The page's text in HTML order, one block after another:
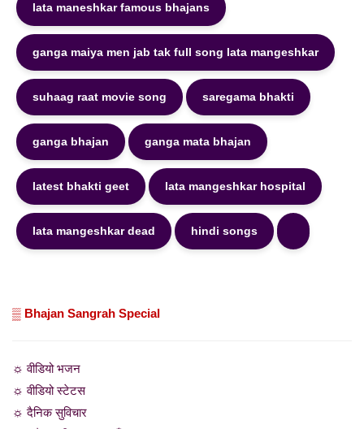
lata maneshkar famous bhajans
ganga maiya men jab tak full song lata mangeshkar
suhaag raat movie song saregama bhakti
ganga bhajan ganga mata bhajan
latest bhakti geet lata mangeshkar hospital
lata mangeshkar dead hindi songs
▒ Bhajan Sangrah Special
☼ वीडियो भजन
☼ वीडियो स्टेटस
☼ दैनिक सुविचार